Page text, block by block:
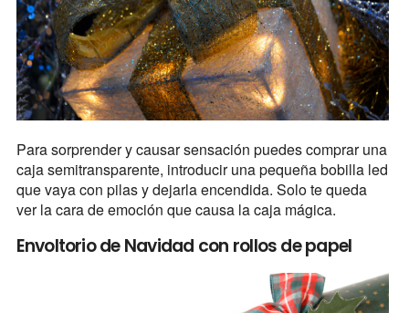
Para sorprender y causar sensación puedes comprar una
caja semitransparente, introducir una pequeña bobilla led
que vaya con pilas y dejarla encendida. Solo te queda
ver la cara de emoción que causa la caja mágica.
Envoltorio de Navidad con rollos de papel